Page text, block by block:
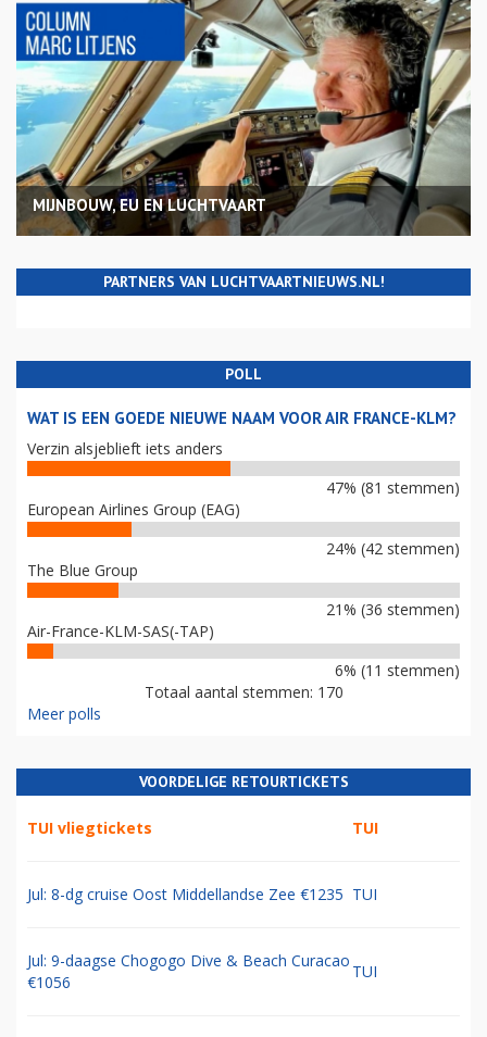
MIJNBOUW, EU EN LUCHTVAART
PARTNERS VAN LUCHTVAARTNIEUWS.NL!
POLL
WAT IS EEN GOEDE NIEUWE NAAM VOOR AIR FRANCE-KLM?
Verzin alsjeblieft iets anders
47% (81 stemmen)
European Airlines Group (EAG)
24% (42 stemmen)
The Blue Group
21% (36 stemmen)
Air-France-KLM-SAS(-TAP)
6% (11 stemmen)
Totaal aantal stemmen: 170
Meer polls
VOORDELIGE RETOURTICKETS
TUI vliegtickets TUI
Jul: 8-dg cruise Oost Middellandse Zee €1235 TUI
Jul: 9-daagse Chogogo Dive & Beach Curacao
€1056
TUI